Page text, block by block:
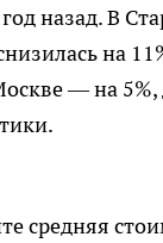
назад. В
на
— на 5%,
средняя